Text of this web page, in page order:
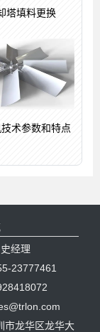
塔填料更换
术参数和特点
经理
23777461
市龙华区龙华大